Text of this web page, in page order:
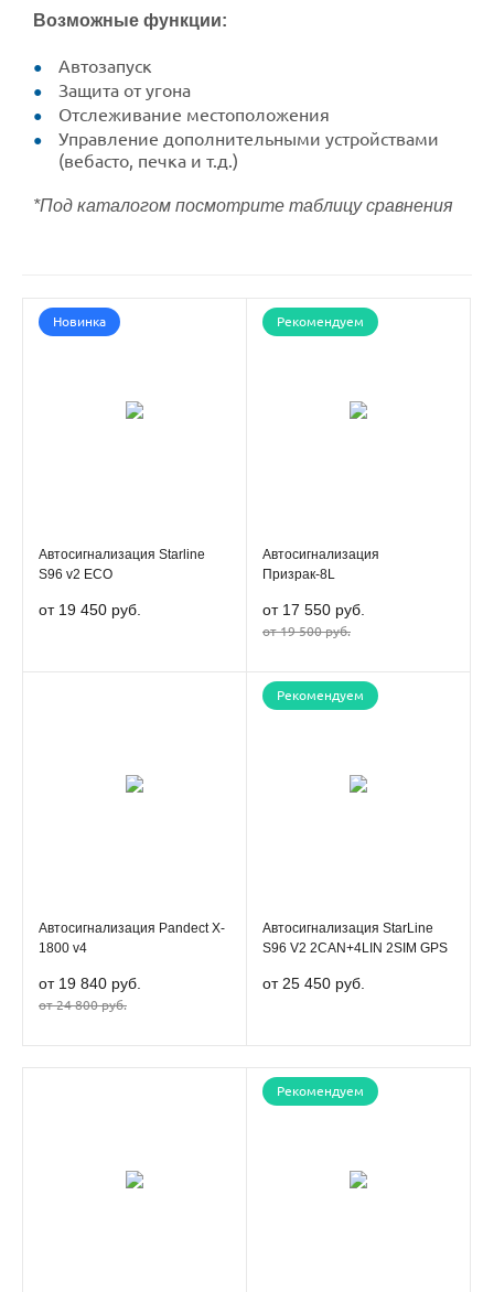
Возможные функции:
Автозапуск
Защита от угона
Отслеживание местоположения
Управление дополнительными устройствами
(вебасто, печка и т.д.)
*Под каталогом посмотрите таблицу сравнения
Новинка
Автосигнализация Starline
S96 v2 ECO
от 19 450 руб.
Рекомендуем
Автосигнализация
Призрак-8L
от 17 550 руб.
от 19 500 руб.
Автосигнализация Pandect X-
1800 v4
от 19 840 руб.
от 24 800 руб.
Рекомендуем
Автосигнализация StarLine
S96 V2 2CAN+4LIN 2SIM GPS
от 25 450 руб.
Рекомендуем